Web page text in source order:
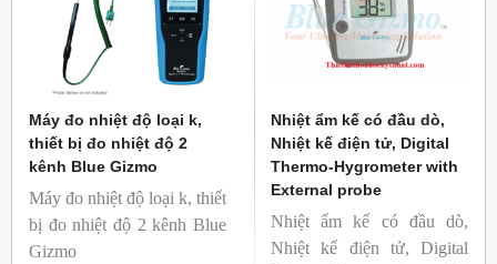
Máy đo nhiệt độ loại k,
thiết bị đo nhiệt độ 2
kênh Blue Gizmo
Máy đo nhiệt độ loại k, thiết
bị đo nhiệt độ 2 kênh Blue
Gizmo
Nhiệt ẩm kế có đầu dò,
Nhiệt kế điện tử, Digital
Thermo-Hygrometer with
External probe
Nhiệt ẩm kế có đầu dò,
Nhiệt kế điện tử, Digital